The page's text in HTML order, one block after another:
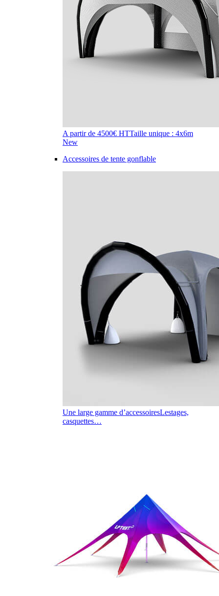
A partir de 4500€ HTTaille unique : 4x6m
New
Accessoires de tente gonflable
Une large gamme d’accessoiresLestages,
casquettes…